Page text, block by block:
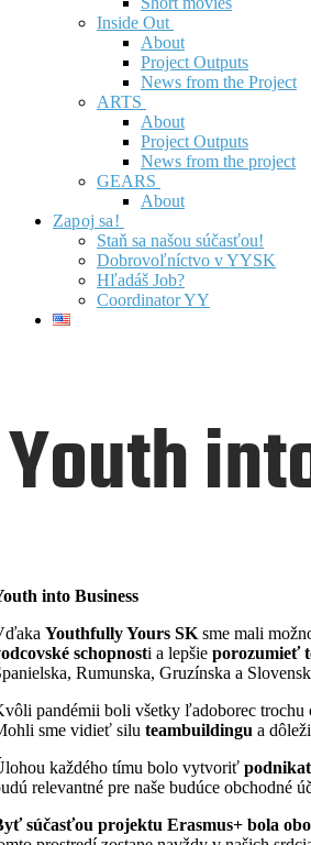
Inside Out
About
Project Outputs
News from the Project
ARTS
About
Project Outputs
News from the project
GEARS
About
Zapoj sa!
Staň sa našou súčasťou!
Dobrovoľníctvo v YYSK
Hľadáš Job?
Coordinator YY
Youth
into Business
Youthfully Yours SK sme mali
schopnosti a lepšie porozumieť
Rumunska, Gruzínska a
pandémii boli všetky ľadoborec trochu
sme vidieť silu teambuildingu a
každého tímu bolo vytvoriť
relevantné pre naše budúce obchodné
súčasťou projektu Erasmus+ bola